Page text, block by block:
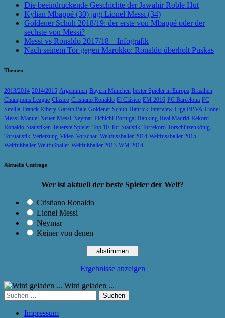
Die beeindruckende Geschichte der Jawahir Roble Hut
Kylian Mbappé (30) jagt Lionel Messi (34)
Goldener Schuh 2018/19: der erste von Mbappé oder der
sechste von Messi?
Messi vs Ronaldo 2017/18 – Infografik
Nach seinem Tor gegen Marokko: Ronaldo überholt Puskas
Themen
2013/2014 2014/2015 Argentinien Bayern München bester Spieler in Europa Brasilien
Champions League Clásico Cristiano Ronaldo El Clásico EM 2016 FC Barcelona FC
Sevilla Franck Ribery Gareth Bale Goldener Schuh Hattrick Interview Liga BBVA Lionel
Messi Manuel Neuer Messi Neymar Pichichi Portugal Ranking Real Madrid Rekord
Ronaldo Statistiken Teuerste Spieler Top 10 Tor-Statistik Torrekord Torschützenkönig
Torstatistik Verletzung Video Vorschau Weltfussballer 2014 Weltfussballer 2015
Weltfußballer Weltfußballer Weltfußballer 2013 WM 2014
Aktuelle Umfrage
Wer ist aktuell der beste Spieler der Welt?
Cristiano Ronaldo
Lionel Messi
Neymar
Keiner von denen
Ergebnisse anzeigen
Wird geladen ...
Suchen
nach:
Impressum